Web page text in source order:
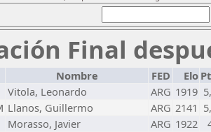
Final
Nombre FED Elo
Vitola, Leonardo ARG 1919
Llanos, Guillermo ARG 2141
Morasso, Javier ARG 1922